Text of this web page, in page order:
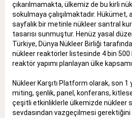
çıkarılmamakta, ülkemiz de bu kirli
sokulmaya çalışılmaktadır. Hükümet,
sayfalık bir metinle nükleer santral
tasarısı sunmuştur. Henüz yasal
Türkiye, Dünya Nükleer Birliği
nükleer reaktörler listesinde 4 bin 500
reaktör yapımı planlayan ülke
Nükleer Karşıtı Platform olarak, son 1
miting, şenlik, panel, konferans,
çeşitli etkinliklerle ülkemizde nükleer
sevdasından vazgeçilmesi gerektiğini